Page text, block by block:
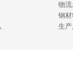
物
钢
生